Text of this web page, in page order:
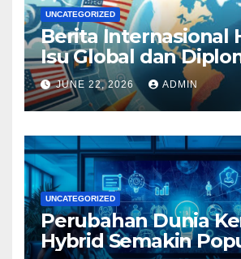
UNCATEGORIZED
Berita Internasional
Isu Global dan
JUNE 22, 2026 ADMIN
UNCATEGORIZED
Perubahan Dunia
Hybrid Semakin